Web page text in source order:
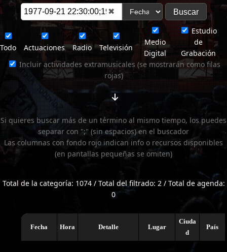
✖
Todo Actuaciones Radio Televisión
Medio
Digital
Estudio
de
Grabación
Incluir actividades extramusicales (se mostrarán como filas
rojas)
Si quieres buscar más de un término al mismo tiempo, los puedes
separar con ";" (sin espacios) en el buscador
Las columnas con fondo rojo indican info o recursos disponibles
(en pantallas pequeñas se omiten)
Total de la categoría: 1074 / Total del filtrado: 2 / Total de agenda:
0
Fecha Hora Detalle Lugar
Ciuda
d
País